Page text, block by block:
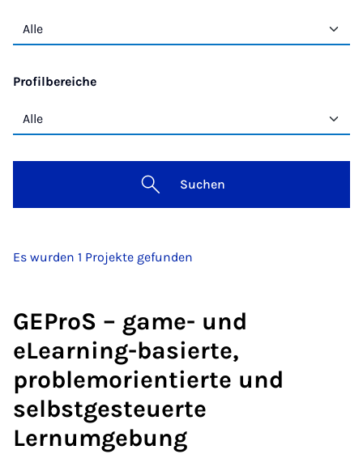
Profilbereiche
Suchen
Es wurden 1 Projekte gefunden
GEProS – game- und
eLearning-basierte,
problemorientierte und
selbstgesteuerte
Lernumgebung